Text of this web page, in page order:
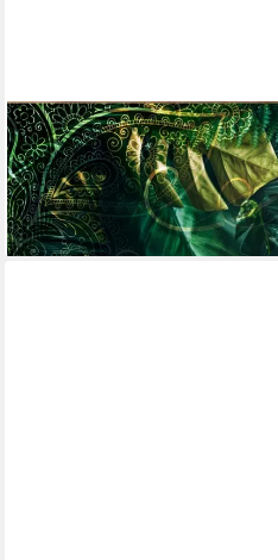
KUNSTLOFT
Vliestapete Emerald Jungle
Design Tapete
ab 54,00 €
lieferbar - in 6-7 Werktagen bei dir